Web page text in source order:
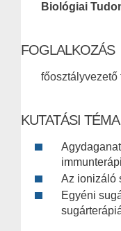
Biológiai
FOGLALKOZÁS
főosztályvezető
KUTATÁSI TÉMA
Az ionizáló
Egyéni